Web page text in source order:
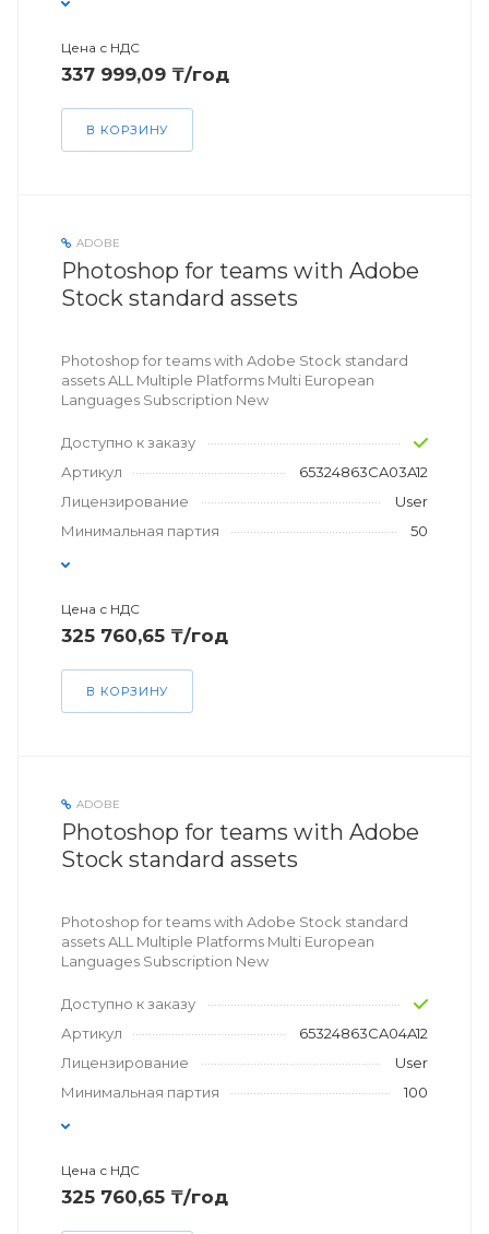
Цена с НДС
337 999,09 ₸/год
В КОРЗИНУ
ADOBE
Photoshop for teams with Adobe
Stock standard assets
Photoshop for teams with Adobe Stock standard
assets ALL Multiple Platforms Multi European
Languages Subscription New
Доступно к заказу
Артикул
65324863CA03A12
Лицензирование
User
Минимальная партия
50
Цена с НДС
325 760,65 ₸/год
В КОРЗИНУ
ADOBE
Photoshop for teams with Adobe
Stock standard assets
Photoshop for teams with Adobe Stock standard
assets ALL Multiple Platforms Multi European
Languages Subscription New
Доступно к заказу
Артикул
65324863CA04A12
Лицензирование
User
Минимальная партия
100
Цена с НДС
325 760,65 ₸/год